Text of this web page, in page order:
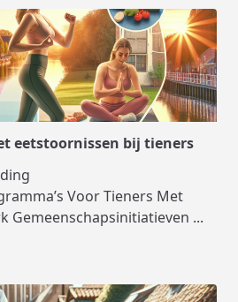
eetstoornissen bij tieners
Voor Tieners Met
Gemeenschapsinitiatieven ...